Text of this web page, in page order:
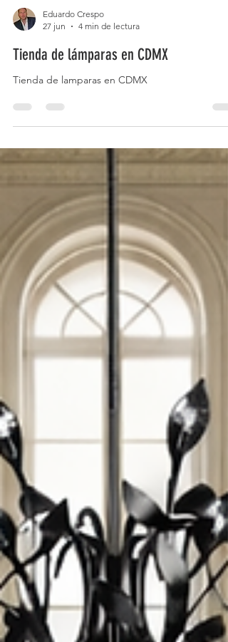
27 jun
4 min de lectura
Tienda de lámparas en CDMX
Tienda de lamparas en CDMX